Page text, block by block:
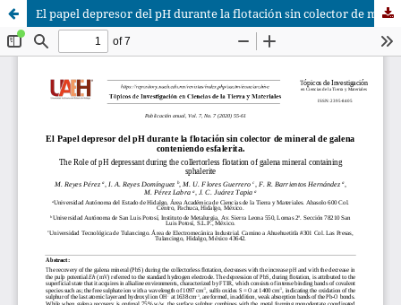
El papel depresor del pH durante la flotación sin colector de mineral de galena